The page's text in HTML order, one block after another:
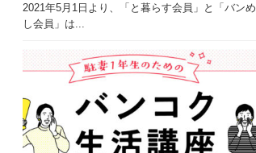
2021年5月1日より、「と暮らす会員」と「バンめ
し会員」は...